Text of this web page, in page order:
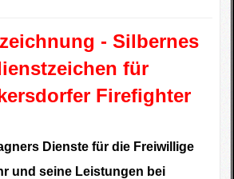
- Silbernes
für
Firefighter
Dienste für die Freiwillige
und seine Leistungen bei